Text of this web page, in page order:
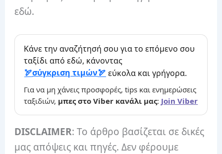
εδώ.
Κάνε την αναζήτησή σου για το επόμενο σου
ταξίδι από εδώ, κάνοντας
σύγκριση τιμών
εύκολα και γρήγορα.
Για να μη χάνεις προσφορές, tips και ενημερώσεις
ταξιδιών, μπες στο Viber κανάλι μας: Join Viber
DISCLAIMER: Το άρθρο βασίζεται σε δικές
μας απόψεις και πηγές. Δεν φέρουμε